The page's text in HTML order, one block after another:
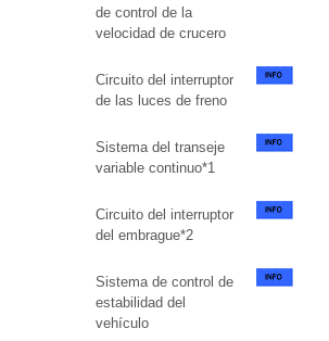
de control de la
velocidad de crucero
Circuito del interruptor
de las luces de freno
Sistema del transeje
variable continuo*1
Circuito del interruptor
del embrague*2
Sistema de control de
estabilidad del
vehículo